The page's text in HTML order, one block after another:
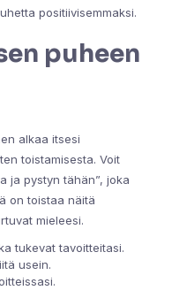
positiivisemmaksi.
puheen
alkaa itsesi
toistamisesta. Voit
ja pystyn tähän”, joka
on toistaa näitä
mieleesi.
tukevat tavoitteitasi.
usein.